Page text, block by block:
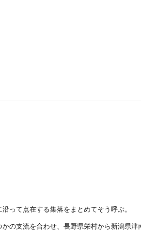
って点在する集落をまとめてそう呼ぶ。
の支流を合わせ、長野県栄村から新潟県津